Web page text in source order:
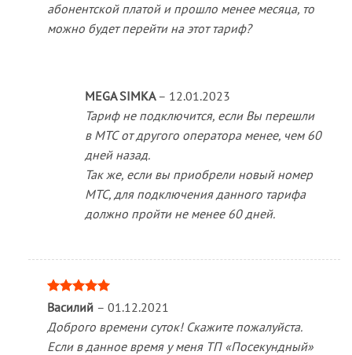
абонентской платой и прошло менее месяца, то
можно будет перейти на этот тариф?
MEGA SIMKA – 12.01.2023
Тариф не подключится, если Вы перешли
в МТС от другого оператора менее, чем 60
дней назад.
Так же, если вы приобрели новый номер
МТС, для подключения данного тарифа
должно пройти не менее 60 дней.
Оценка
Василий – 01.12.2021
Доброго времени суток! Скажите пожалуйста.
Если в данное время у меня ТП «Посекундный»